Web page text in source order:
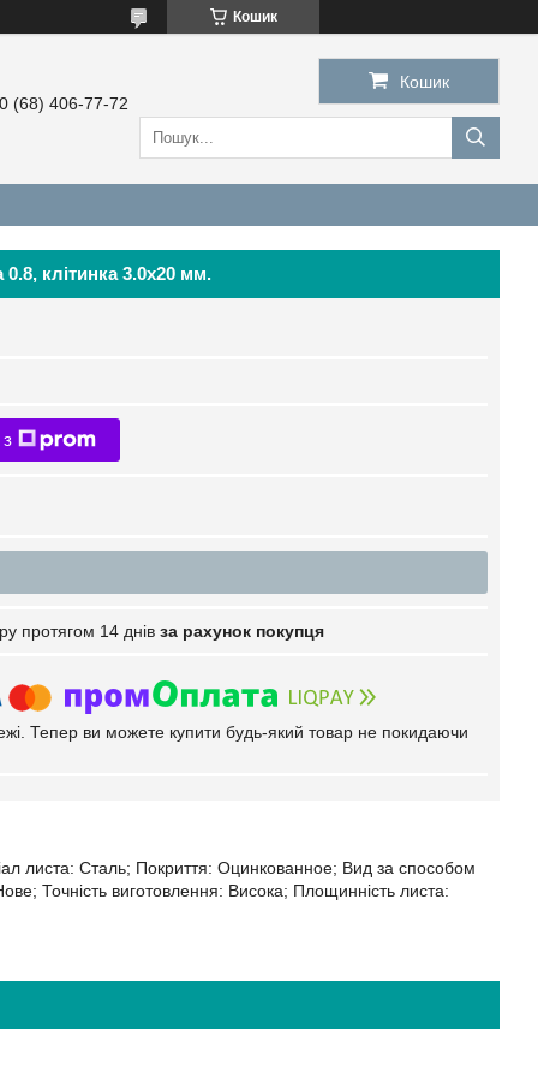
Кошик
(68) 406-77-72
Кошик
клітинка 3.0х20 мм.
протягом 14 днів за рахунок покупця
Тепер ви можете купити будь-який товар не покидаючи
листа: Сталь; Покриття: Оцинкованное; Вид за способом
Точність виготовлення: Висока; Площинність листа: